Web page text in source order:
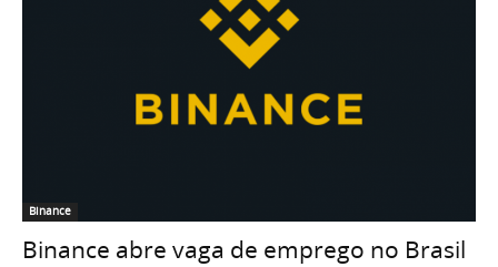
Binance
Binance abre vaga de emprego no Brasil